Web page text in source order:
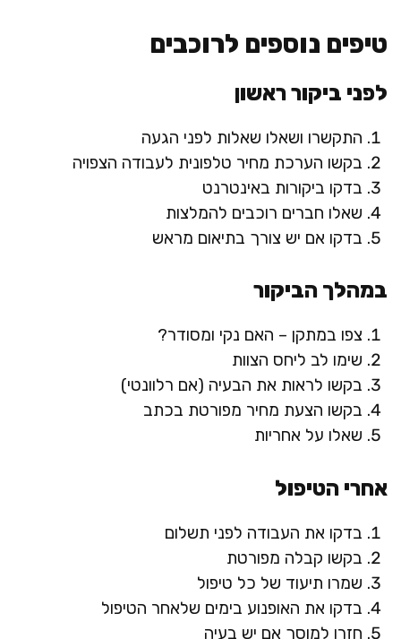
טיפים נוספים לרוכבים
לפני ביקור ראשון
התקשרו ושאלו שאלות לפני הגעה
בקשו הערכת מחיר טלפונית לעבודה הצפויה
בדקו ביקורות באינטרנט
שאלו חברים רוכבים להמלצות
בדקו אם יש צורך בתיאום מראש
במהלך הביקור
צפו במתקן – האם נקי ומסודר?
שימו לב ליחס הצוות
בקשו לראות את הבעיה (אם רלוונטי)
בקשו הצעת מחיר מפורטת בכתב
שאלו על אחריות
אחרי הטיפול
בדקו את העבודה לפני תשלום
בקשו קבלה מפורטת
שמרו תיעוד של כל טיפול
בדקו את האופנוע בימים שלאחר הטיפול
חזרו למוסך אם יש בעיה